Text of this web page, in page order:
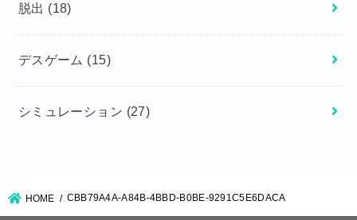
脱出 (18)
デスゲーム (15)
シミュレーション (27)
HOME CBB79A4A-A84B-4BBD-B0BE-9291C5E6DACA